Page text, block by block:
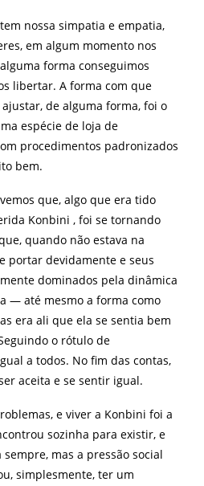
nossa simpatia e empatia,
em algum momento nos
forma conseguimos
libertar. A forma com que
de alguma forma, foi o
espécie de loja de
procedimentos padronizados
bem.
que, algo que era tido
Konbini , foi se tornando
quando não estava na
portar devidamente e seus
dominados pela dinâmica
— até mesmo a forma como
era ali que ela se sentia bem
o rótulo de
a todos. No fim das contas,
aceita e se sentir igual.
e viver a Konbini foi a
sozinha para existir, e
mas a pressão social
simplesmente, ter um